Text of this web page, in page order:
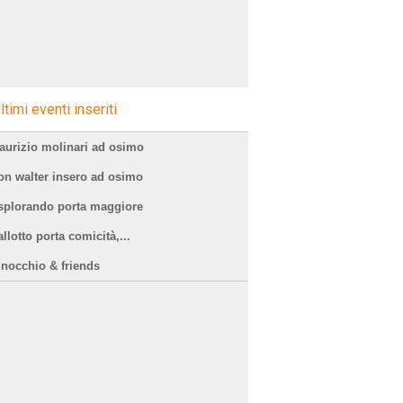
eventi inseriti
molinari ad osimo
walter insero ad osimo
porta maggiore
porta comicità,...
& friends